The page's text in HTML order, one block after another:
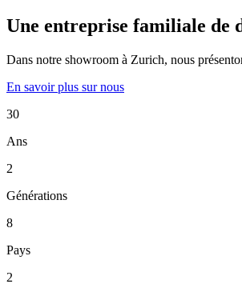
Une entreprise familiale de
Dans notre showroom à Zurich, nous
En savoir plus sur nous
30
Ans
2
Générations
8
Pays
2